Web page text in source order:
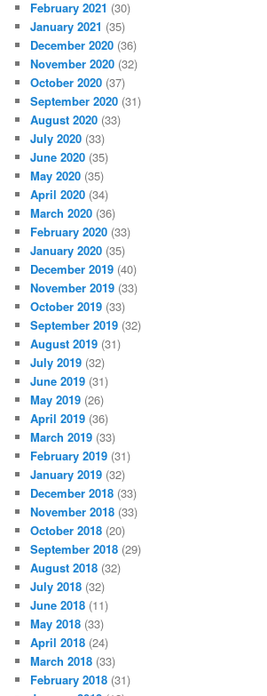
February 2021 (30)
January 2021 (35)
December 2020 (36)
November 2020 (32)
October 2020 (37)
September 2020 (31)
August 2020 (33)
July 2020 (33)
June 2020 (35)
May 2020 (35)
April 2020 (34)
March 2020 (36)
February 2020 (33)
January 2020 (35)
December 2019 (40)
November 2019 (33)
October 2019 (33)
September 2019 (32)
August 2019 (31)
July 2019 (32)
June 2019 (31)
May 2019 (26)
April 2019 (36)
March 2019 (33)
February 2019 (31)
January 2019 (32)
December 2018 (33)
November 2018 (33)
October 2018 (20)
September 2018 (29)
August 2018 (32)
July 2018 (32)
June 2018 (11)
May 2018 (33)
April 2018 (24)
March 2018 (33)
February 2018 (31)